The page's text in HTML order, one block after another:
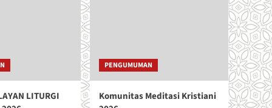
E
LITURGI
PENGUMUMAN
Komunitas Meditasi Kristiani